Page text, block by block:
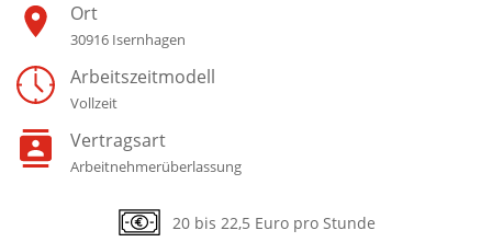
Ort
30916 Isernhagen
Arbeitszeitmodell
Vollzeit
Vertragsart
Arbeitnehmerüberlassung
20 bis 22,5 Euro pro Stunde